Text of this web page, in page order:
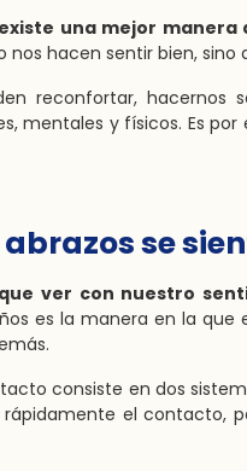
una mejor
nos hacen sentir bien,
reconfortar, hacernos
mentales y físicos. Es
se
ver con nuestro
es la manera en la
consiste en dos
el contacto,